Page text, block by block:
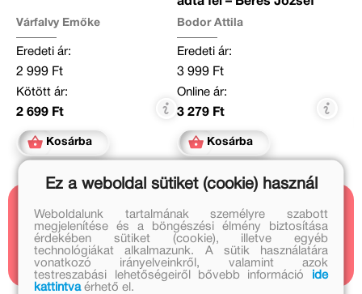
Várfalvy Emőke
Eredeti ár:
2 999 Ft
Kötött ár:
2 699 Ft
Kosárba
Bodor Attila
Eredeti ár:
3 999 Ft
Online ár:
3 279 Ft
Kosárba
Kapcsolódó cikkek
1 cikk
Ez a weboldal sütiket (cookie) használ
Weboldalunk tartalmának személyre szabott
megjelenítése és a böngészési élmény biztosítása
érdekében sütiket (cookie), illetve egyéb
technológiákat alkalmazunk. A sütik használatára
vonatkozó irányelveinkről, valamint azok
testreszabási lehetőségeiről bővebb információ
ide
kattintvaérhető el.